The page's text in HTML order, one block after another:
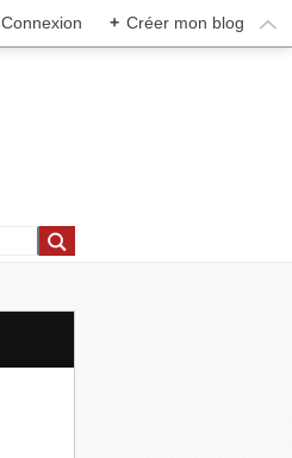
Connexion + Créer mon blog